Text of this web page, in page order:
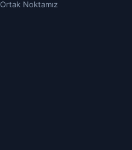
Ortak Noktamız